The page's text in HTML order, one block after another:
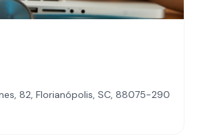
82, Florianópolis, SC, 88075-290